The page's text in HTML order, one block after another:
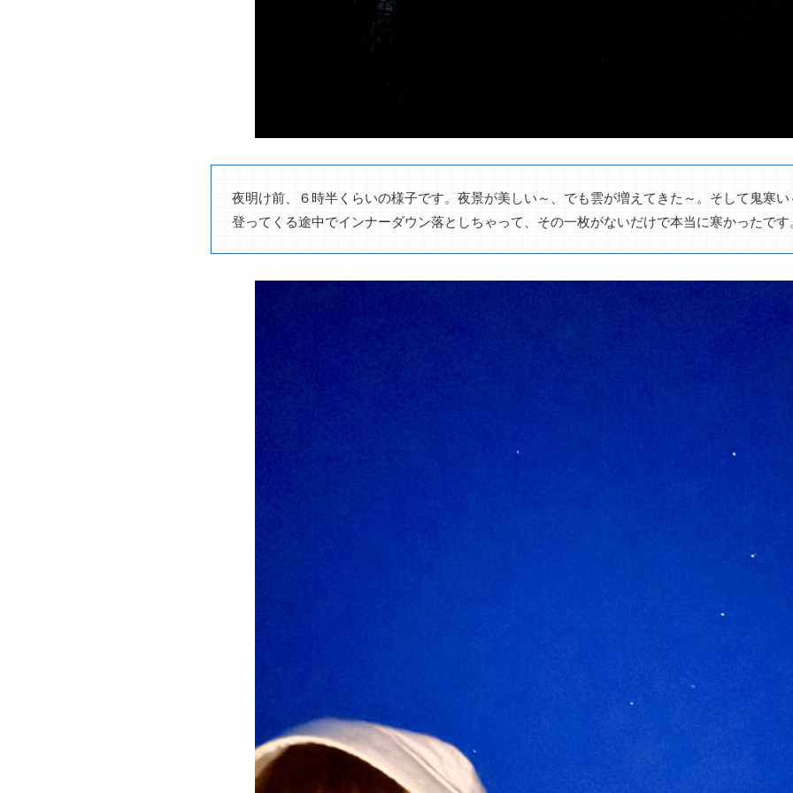
夜明け前、６時半くらいの様子です。夜景が美しい～、でも雲が増えてきた～。そして鬼寒い
登ってくる途中でインナーダウン落としちゃって、その一枚がないだけで本当に寒かったです